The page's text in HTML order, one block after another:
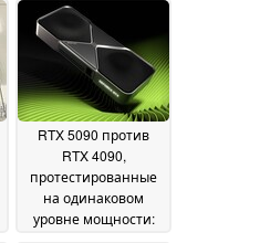
сравнению с RX
7900 XTX и 15%
улучшение по
сравнению с RTX
4080 Super
28 January
2025
RTX 5090 против
RTX 4090,
протестированные
на одинаковом
уровне мощности: